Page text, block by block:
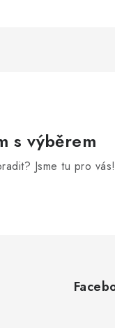
s výběrem
Jsme tu pro vás!